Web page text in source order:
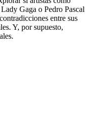
Gaga o Pedro Pascal
entre sus
Y, por supuesto,